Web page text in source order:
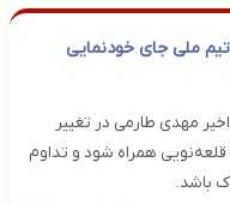
ملی جای خودنمایی
مهدی طارمی در تغییر
قلعه‌نویی همراه شود و تداوم
باشد.